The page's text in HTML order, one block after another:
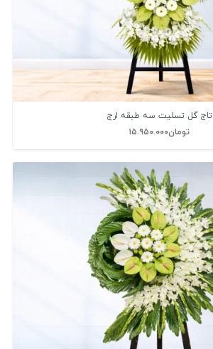
تاج گل تسلیت سه طبقه ارج
تومان۱۵.۹۵۰.۰۰۰